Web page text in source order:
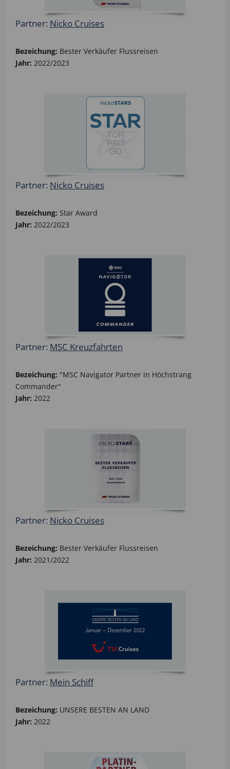
Partner: Nicko Cruises
Bezeichung: Bester Verkäufer Flussreisen
Jahr: 2022/2023
Partner: Nicko Cruises
Bezeichung: Star Award
Jahr: 2022/2023
Partner: MSC Kreuzfahrten
Bezeichung: "MSC Navigator Partner in Höchstrang
Commander"
Jahr: 2022
Partner: Nicko Cruises
Bezeichung: Bester Verkäufer Flussreisen
Jahr: 2021/2022
Partner: Mein Schiff
Bezeichung: UNSERE BESTEN AN LAND
Jahr: 2022